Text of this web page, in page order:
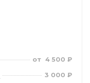
от 4 500 ₽
3 000 ₽